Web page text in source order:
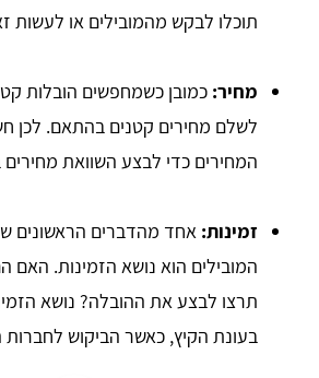
תוכלו לבקש מהמובילים או לעשות
מחיר: כמובן כשמחפשים הובלות
לשלם מחירים קטנים בהתאם. לכן
המחירים כדי לבצע השוואת מחירים
זמינות: אחד מהדברים הראשונים
המובילים הוא נושא הזמינות. האם
תרצו לבצע את ההובלה? נושא
בעונת הקיץ, כאשר הביקוש לחברות